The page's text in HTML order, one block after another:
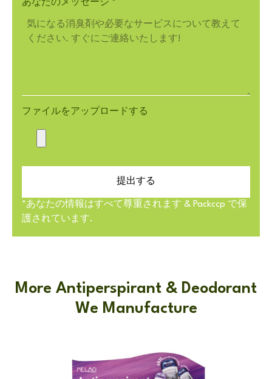
あなたのメッセージ *
ファイルをアップロードする
提出する
*あなたの情報はすべて尊重されます & Packccp で保
護されています.
More Antiperspirant & Deodorant
We Manufacture